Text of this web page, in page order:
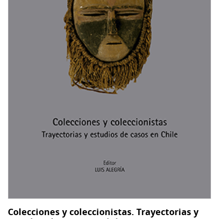
Colecciones y coleccionistas. Trayectorias y